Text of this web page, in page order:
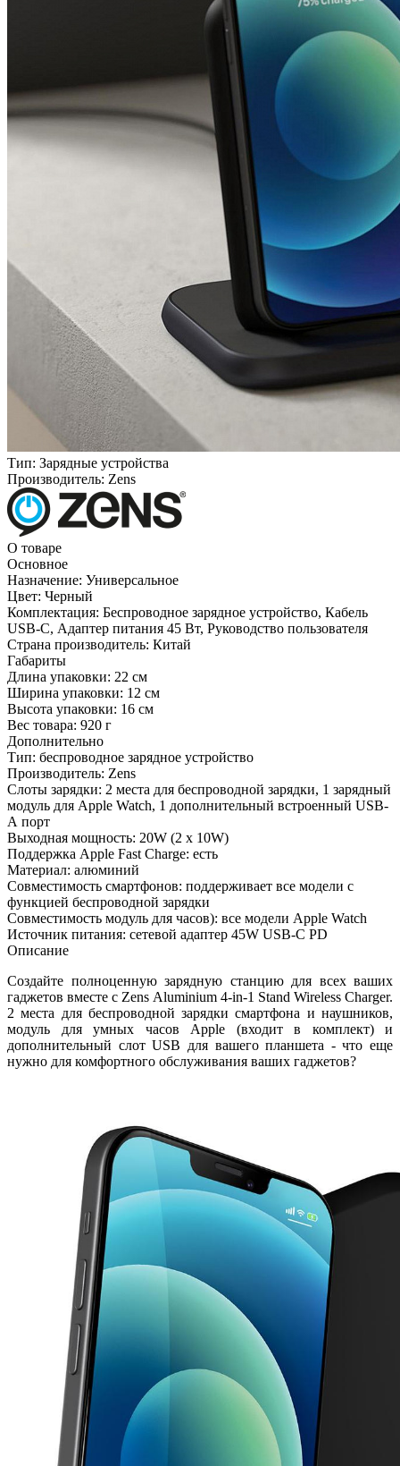
Тип: Зарядные устройства
Производитель: Zens
О товаре
Основное
Назначение: Универсальное
Цвет: Черный
Комплектация: Беспроводное зарядное устройство, Кабель
USB-C, Адаптер питания 45 Вт, Руководство пользователя
Страна производитель: Китай
Габариты
Длина упаковки: 22 см
Ширина упаковки: 12 см
Высота упаковки: 16 см
Вес товара: 920 г
Дополнительно
Тип: беспроводное зарядное устройство
Производитель: Zens
Слоты зарядки: 2 места для беспроводной зарядки, 1 зарядный
модуль для Apple Watch, 1 дополнительный встроенный USB-
А порт
Выходная мощность: 20W (2 x 10W)
Поддержка Apple Fast Charge: есть
Материал: алюминий
Совместимость смартфонов: поддерживает все модели с
функцией беспроводной зарядки
Совместимость модуль для часов): все модели Apple Watch
Источник питания: сетевой адаптер 45W USB-C PD
Описание
Создайте полноценную зарядную станцию для всех ваших
гаджетов вместе с Zens Aluminium 4-in-1 Stand Wireless Charger.
2 места для беспроводной зарядки смартфона и наушников,
модуль для умных часов Apple (входит в комплект) и
дополнительный слот USB для вашего планшета - что еще
нужно для комфортного обслуживания ваших гаджетов?